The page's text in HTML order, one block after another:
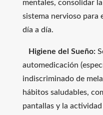
mentales, consolidar
sistema nervioso para
día a día.
Higiene del Sueño:
automedicación
indiscriminado de
hábitos saludables,
pantallas y la